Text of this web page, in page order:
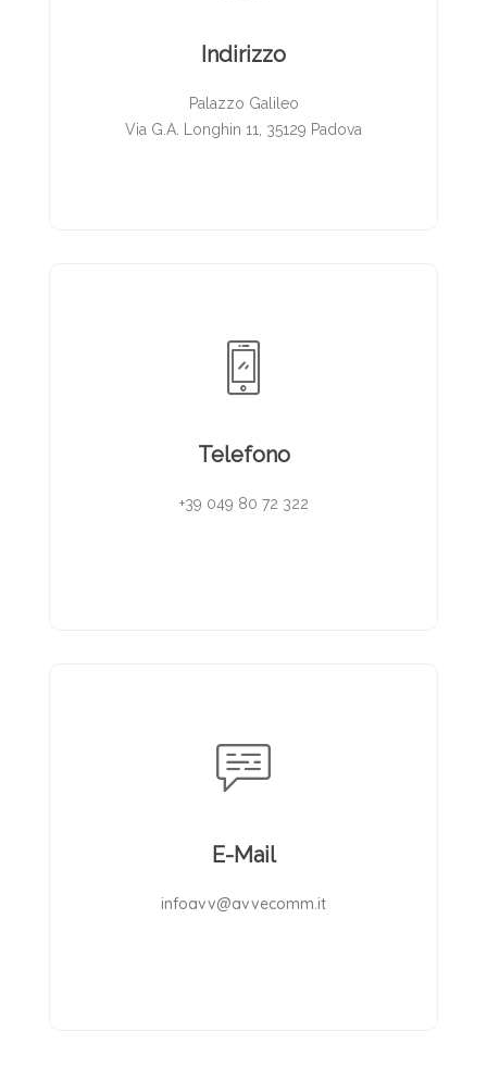
Indirizzo
Palazzo Galileo
Via G.A. Longhin 11, 35129 Padova
Telefono
+39 049 80 72 322
E-Mail
infoavv@avvecomm.it